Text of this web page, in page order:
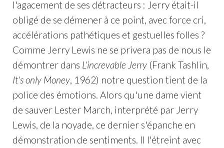
l'agacement de ses détracteurs : Jerry était-il
obligé de se démener à ce point, avec force cri,
accélérations pathétiques et gestuelles folles ?
Comme Jerry Lewis ne se privera pas de nous le
démontrer dans L'increvable Jerry(Frank Tashlin,
It's only Money, 1962) notre question tient de la
police des émotions. Alors qu'une dame vient
de sauver Lester March, interprété par Jerry
Lewis, de la noyade, ce dernier s'épanche en
démonstration de sentiments. Il l'étreint avec